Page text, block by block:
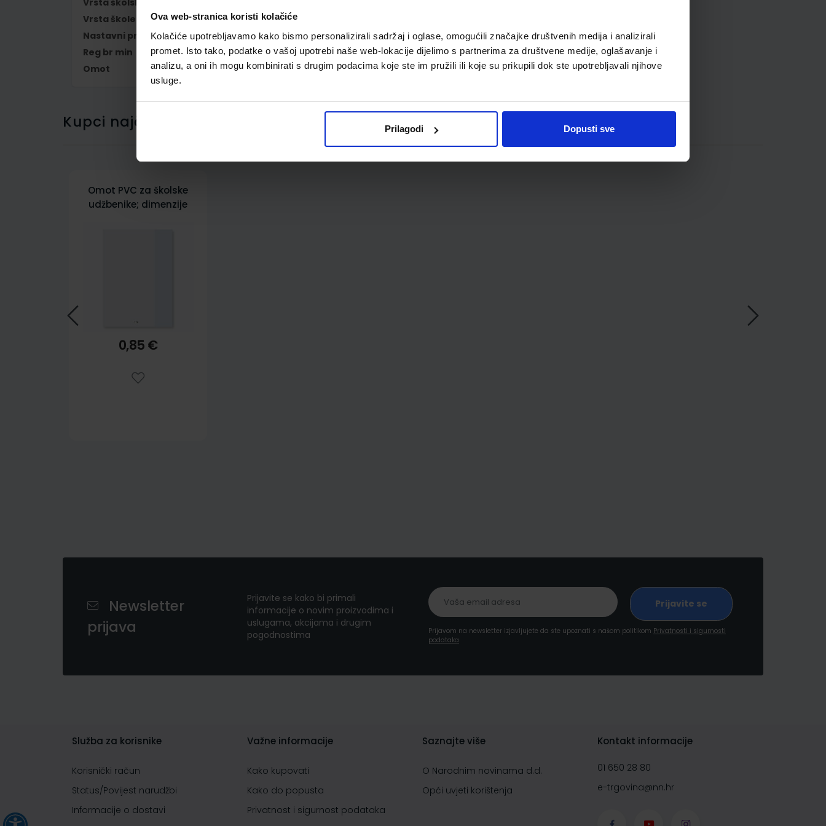
Ova web-stranica koristi kolačiće
Kolačiće upotrebljavamo kako bismo personalizirali sadržaj i oglase, omogućili značajke društvenih medija i analizirali
promet. Isto tako, podatke o vašoj upotrebi naše web-lokacije dijelimo s partnerima za društvene medije, oglašavanje i
analizu, a oni ih mogu kombinirati s drugim podacima koje ste im pružili ili koje su prikupili dok ste upotrebljavali njihove
usluge.
Prilagodi Dopusti sve
Vrsta školske knjige
Vrsta škole
1 OSNOVNA
Nastavni predmet
NJEMAČKI JEZIK
Reg br min
6893
Omot
500178
Kupci najčešće biraju..
Omot PVC za školske
udžbenike; dimenzije
0,85 €
Newsletter
prijava
Prijavite se kako bi primali
informacije o novim proizvodima i
uslugama, akcijama i drugim
pogodnostima
Prijavom na newsletter izjavljujete da ste upoznati s našom politikom Privatnosti i sigurnosti
podataka
Služba za korisnike
Korisnički račun
Status/Povijest narudžbi
Informacije o dostavi
Važne informacije
Kako kupovati
Kako do popusta
Privatnost i sigurnost podataka
Saznajte više
O Narodnim novinama d.d.
Opći uvjeti korištenja
Kontakt informacije
01 650 28 80
e-trgovina@nn.hr